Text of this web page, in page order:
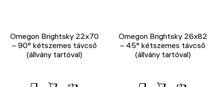
Omegon Brightsky 22x70
– 90° kétszemes távcső
(állvány tartóval)
Omegon Brightsky 26x82
– 45° kétszemes távcső
(állvány tartóval)